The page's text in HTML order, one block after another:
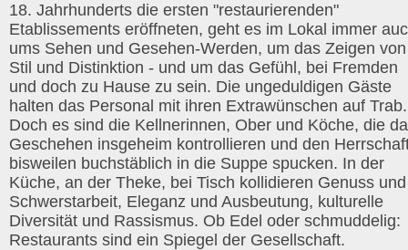
18. Jahrhunderts die ersten "restaurierenden"
Etablissements eröffneten, geht es im Lokal immer
ums Sehen und Gesehen-Werden, um das Zeigen von
Stil und Distinktion - und um das Gefühl, bei Fremden
und doch zu Hause zu sein. Die ungeduldigen Gäste
halten das Personal mit ihren Extrawünschen auf Trab.
Doch es sind die Kellnerinnen, Ober und Köche, die
Geschehen insgeheim kontrollieren und den
bisweilen buchstäblich in die Suppe spucken. In der
Küche, an der Theke, bei Tisch kollidieren Genuss und
Schwerstarbeit, Eleganz und Ausbeutung, kulturelle
Diversität und Rassismus. Ob Edel oder schmuddelig:
Restaurants sind ein Spiegel der Gesellschaft.